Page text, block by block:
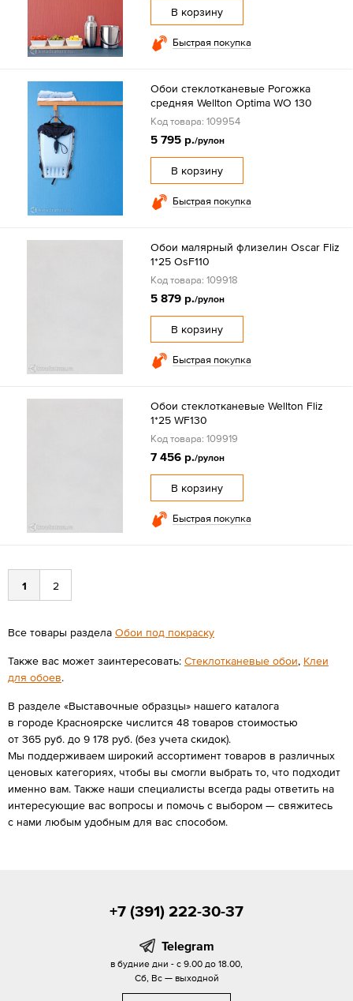
В корзину
Быстрая покупка
Обои стеклотканевые Рогожка
средняя Wellton Optima WO 130
Код товара: 109954
5 795 р./рулон
В корзину
Быстрая покупка
Обои малярный флизелин Oscar Fliz
1*25 OsF110
Код товара: 109918
5 879 р./рулон
В корзину
Быстрая покупка
Обои стеклотканевые Wellton Fliz
1*25 WF130
Код товара: 109919
7 456 р./рулон
В корзину
Быстрая покупка
1 2
Все товары раздела Обои под покраску
Также вас может заинтересовать: Стеклотканевые обои, Клеи
для обоев.
В разделе «Выставочные образцы» нашего каталога
в городе Красноярске числится 48 товаров стоимостью
от 365 руб. до 9 178 руб. (без учета скидок).
Мы поддерживаем широкий ассортимент товаров в различных
ценовых категориях, чтобы вы смогли выбрать то, что подходит
именно вам. Также наши специалисты всегда рады ответить на
интересующие вас вопросы и помочь с выбором — свяжитесь
с нами любым удобным для вас способом.
+7 (391) 222-30-37
Telegram
в будние дни - с 9.00 до 18.00,
Сб, Вс — выходной